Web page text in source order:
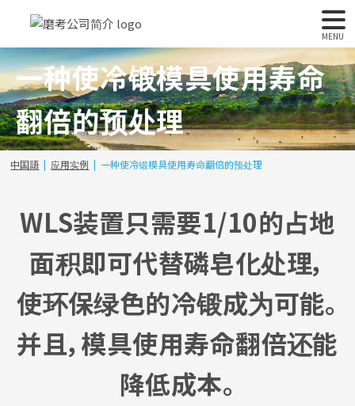
MENU
一种使冷锻模具使用寿命
翻倍的预处理
中国語 应用实例 一种使冷锻模具使用寿命翻倍的预处理
WLS装置只需要1/10的占地
面积即可代替磷皂化处理，
使环保绿色的冷锻成为可能。
并且，模具使用寿命翻倍还能
降低成本。